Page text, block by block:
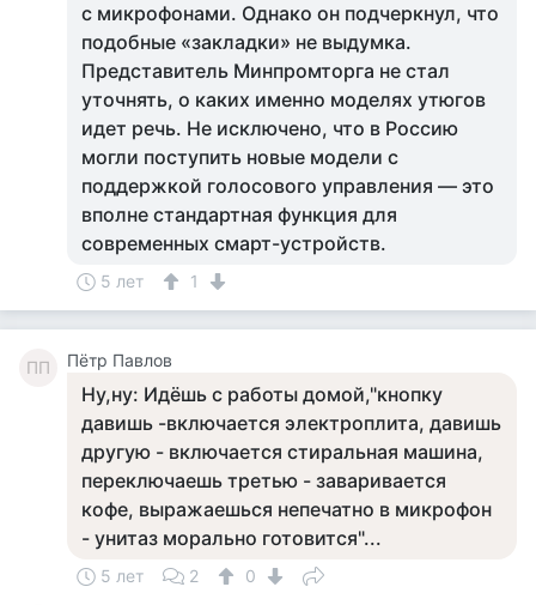
с микрофонами. Однако он подчеркнул, что
подобные «закладки» не выдумка.
Представитель Минпромторга не стал
уточнять, о каких именно моделях утюгов
идет речь. Не исключено, что в Россию
могли поступить новые модели с
поддержкой голосового управления — это
вполне стандартная функция для
современных смарт-устройств.
5 лет 1
ПП Пётр Павлов
Ну,ну: Идёшь с работы домой,"кнопку
давишь -включается электроплита, давишь
другую - включается стиральная машина,
переключаешь третью - заваривается
кофе, выражаешься непечатно в микрофон
- унитаз морально готовится"...
5 лет 2 0